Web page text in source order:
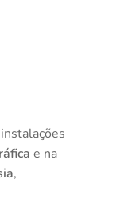
e na
,